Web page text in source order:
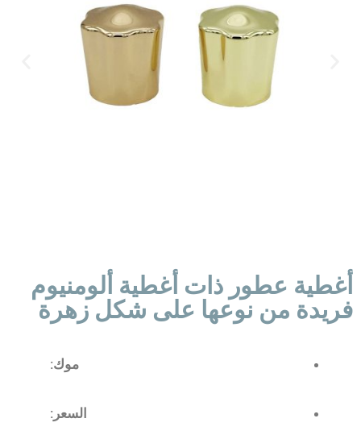
أغطية عطور ذات أغطية ألومنيوم
فريدة من نوعها على شكل زهرة
موك:
السعر: